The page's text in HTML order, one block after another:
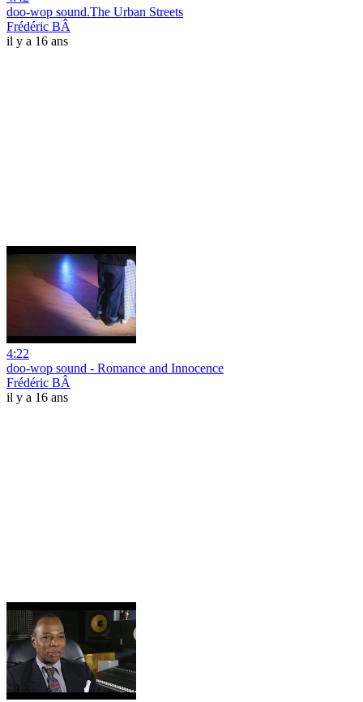
doo-wop sound.The Urban Streets
Frédéric BÂ
il y a 16 ans
4:22
doo-wop sound - Romance and Innocence
Frédéric BÂ
il y a 16 ans